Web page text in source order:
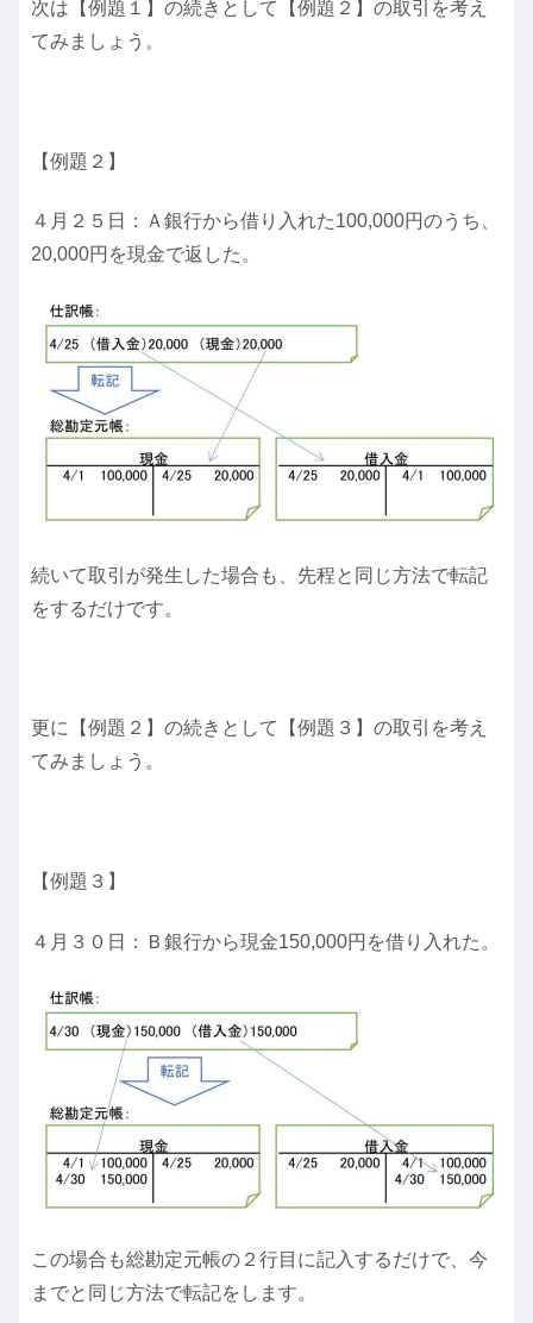
次は【例題１】の続きとして【例題２】の取引を考え
てみましょう。
【例題２】
４月２５日：Ａ銀行から借り入れた100,000円のうち、
20,000円を現金で返した。
続いて取引が発生した場合も、先程と同じ方法で転記
をするだけです。
更に【例題２】の続きとして【例題３】の取引を考え
てみましょう。
【例題３】
４月３０日：Ｂ銀行から現金150,000円を借り入れた。
この場合も総勘定元帳の２行目に記入するだけで、今
までと同じ方法で転記をします。